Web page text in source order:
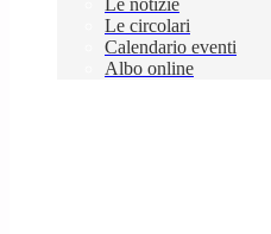
Le notizie
Le circolari
Calendario eventi
Albo online